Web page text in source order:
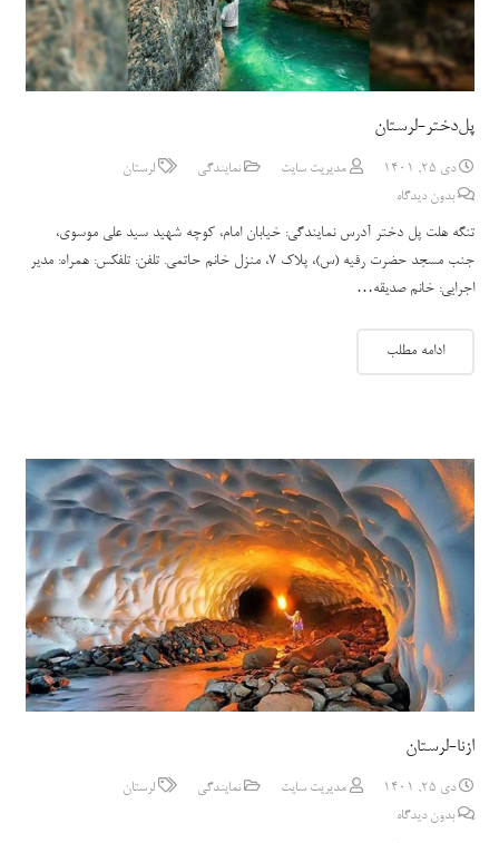
پل‌دختر-لرستان
دی 25, 1401 مدیریت سایت نمایندگی
لرستان
بدون دیدگاه
تنگه هلت پل دختر آدرس نمایندگی: خیابان امام، کوچه شهید سید علی موسوی،
جنب مسجد حضرت رقیه (س)، پلاک 7، منزل خانم حاتمی. تلفن: تلفکس: همراه: مدیر
اجرایی: خانم صدیقه…
ادامه مطلب
ازنا-لرستان
دی 25, 1401 مدیریت سایت نمایندگی
لرستان
بدون دیدگاه